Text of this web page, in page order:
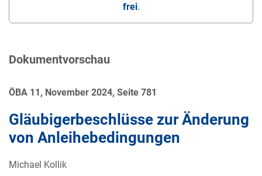
frei.
Dokumentvorschau
ÖBA 11, November 2024, Seite 781
Gläubigerbeschlüsse zur Änderung
von Anleihebedingungen
Michael Kollik